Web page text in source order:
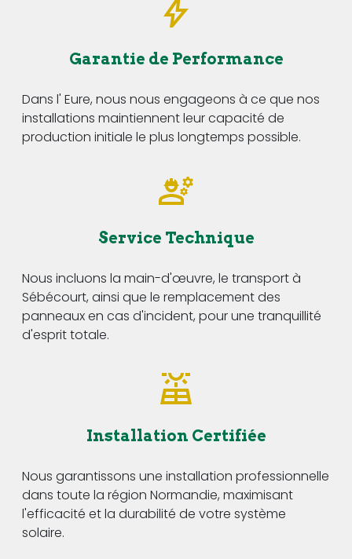
Garantie de Performance
Dans l' Eure, nous nous engageons à ce que nos
installations maintiennent leur capacité de
production initiale le plus longtemps possible.
Service Technique
Nous incluons la main-d'œuvre, le transport à
Sébécourt, ainsi que le remplacement des
panneaux en cas d'incident, pour une tranquillité
d'esprit totale.
Installation Certifiée
Nous garantissons une installation professionnelle
dans toute la région Normandie, maximisant
l'efficacité et la durabilité de votre système
solaire.